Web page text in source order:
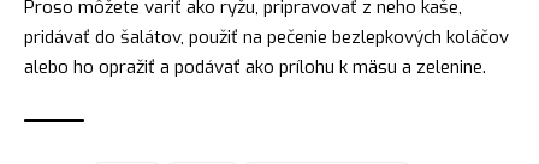
Proso môžete variť ako ryžu, pripravovať z neho kaše,
pridávať do šalátov, použiť na pečenie bezlepkových koláčov
alebo ho opražiť a podávať ako prílohu k mäsu a zelenine.